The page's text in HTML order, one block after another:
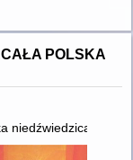
POLSKA
niedźwiedzica